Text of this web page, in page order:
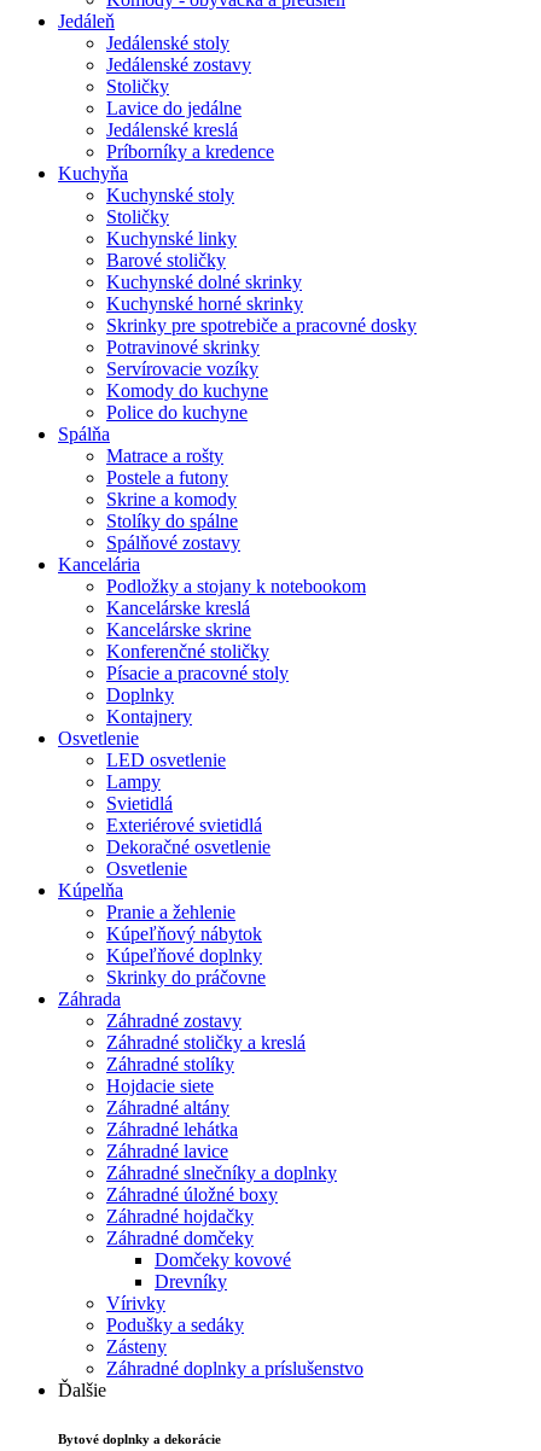
Jedáleň
Jedálenské stoly
Jedálenské zostavy
Stoličky
Lavice do jedálne
Jedálenské kreslá
Príborníky a kredence
Kuchyňa
Kuchynské stoly
Stoličky
Kuchynské linky
Barové stoličky
Kuchynské dolné skrinky
Kuchynské horné skrinky
Skrinky pre spotrebiče a pracovné dosky
Potravinové skrinky
Servírovacie vozíky
Komody do kuchyne
Police do kuchyne
Spálňa
Matrace a rošty
Postele a futony
Skrine a komody
Stolíky do spálne
Spálňové zostavy
Kancelária
Podložky a stojany k notebookom
Kancelárske kreslá
Kancelárske skrine
Konferenčné stoličky
Písacie a pracovné stoly
Doplnky
Kontajnery
Osvetlenie
LED osvetlenie
Lampy
Svietidlá
Exteriérové svietidlá
Dekoračné osvetlenie
Osvetlenie
Kúpelňa
Pranie a žehlenie
Kúpeľňový nábytok
Kúpeľňové doplnky
Skrinky do práčovne
Záhrada
Záhradné zostavy
Záhradné stoličky a kreslá
Záhradné stolíky
Hojdacie siete
Záhradné altány
Záhradné lehátka
Záhradné lavice
Záhradné slnečníky a doplnky
Záhradné úložné boxy
Záhradné hojdačky
Záhradné domčeky
Domčeky kovové
Drevníky
Vírivky
Podušky a sedáky
Zásteny
Záhradné doplnky a príslušenstvo
Ďalšie
Bytové doplnky a dekorácie